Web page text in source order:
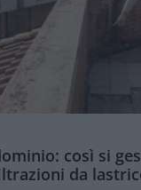
così si
da